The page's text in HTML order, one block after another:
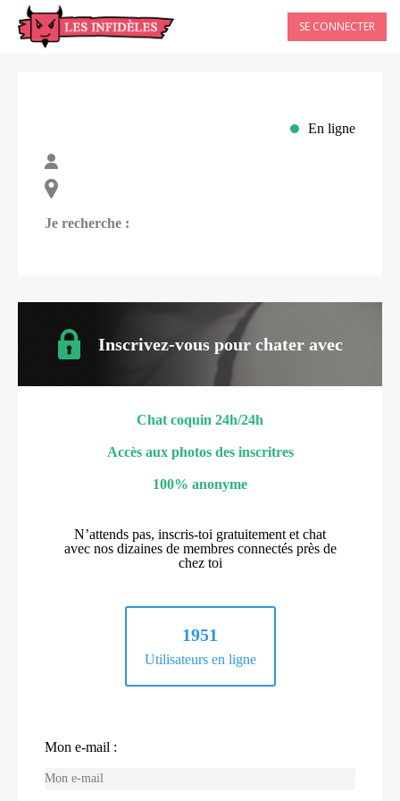
SE CONNECTER
En ligne
Je recherche :
Inscrivez-vous pour chater avec
Chat coquin 24h/24h
Accès aux photos des inscritres
100% anonyme
N’attends pas, inscris-toi gratuitement et chat
avec nos dizaines de membres connectés près de
chez toi
1951
Utilisateurs en ligne
Mon e-mail :